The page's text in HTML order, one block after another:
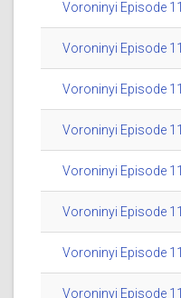
Voroninyi Episode
Voroninyi Episode
Voroninyi Episode
Voroninyi Episode
Voroninyi Episode
Voroninyi Episode
Voroninyi Episode
Voroninyi Episode